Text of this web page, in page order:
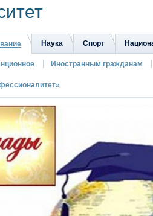
Наука Спорт
Иностранным гражданам